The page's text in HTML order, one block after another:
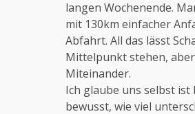
langen Wochenende.
mit 130km einfacher
Abfahrt. All das lässt
Mittelpunkt stehen,
Miteinander.
Ich glaube uns selbst
bewusst, wie viel